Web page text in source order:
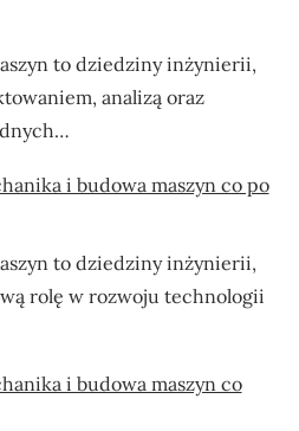
to dziedziny inżynierii,
analizą oraz
i budowa maszyn co po
to dziedziny inżynierii,
rolę w rozwoju technologii
i budowa maszyn co